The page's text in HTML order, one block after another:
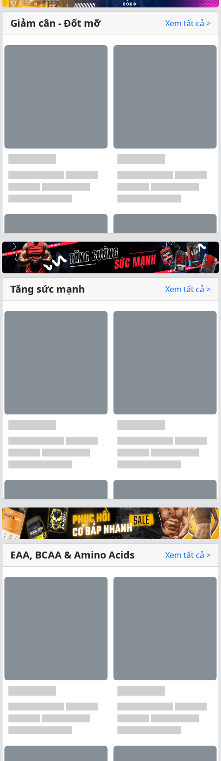
Xem tất cả →
Xem tất cả →
Giảm cân - Đốt mỡ Xem tất cả >
Xem tất cả →
Tăng sức mạnh Xem tất cả >
EAA, BCAA & Amino Acids Xem tất cả >